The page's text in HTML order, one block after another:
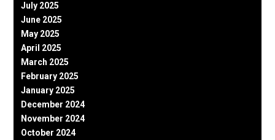
July 2025
June 2025
May 2025
April 2025
March 2025
February 2025
January 2025
December 2024
November 2024
October 2024